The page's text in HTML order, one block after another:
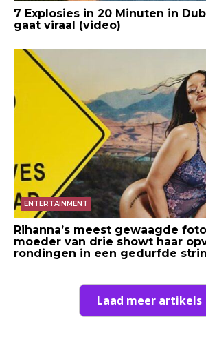
7 Explosies in 20 Minuten in
gaat viraal (video)
ENTERTAINMENT
Rihanna’s meest gewaagde
moeder van drie showt haar
rondingen in een gedurfde
Laad meer artikels